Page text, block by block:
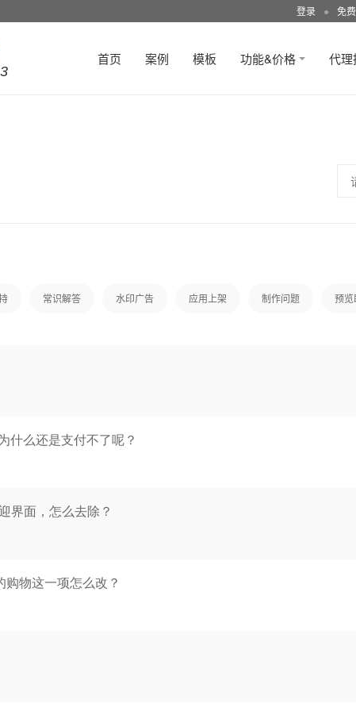
登录 ● 免
首页 案例 模板 功能&价格 代理
常识解答 水印广告 应用上架 制作问题 预览
什么还是支付不了呢？
界面，怎么去除？
物这一项怎么改？